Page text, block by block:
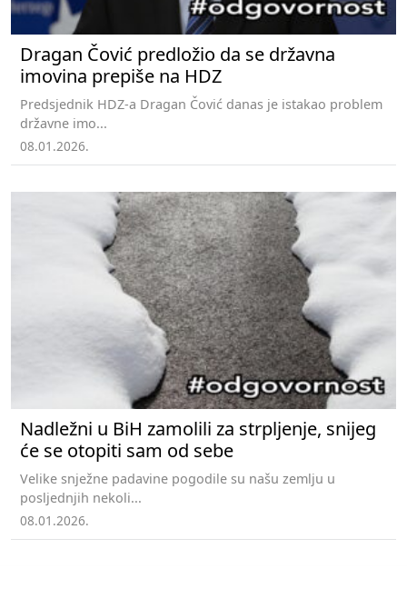
Dragan Čović predložio da se državna
imovina prepiše na HDZ
Predsjednik HDZ-a Dragan Čović danas je istakao problem
državne imo...
08.01.2026.
Nadležni u BiH zamolili za strpljenje, snijeg
će se otopiti sam od sebe
Velike snježne padavine pogodile su našu zemlju u
posljednjih nekoli...
08.01.2026.